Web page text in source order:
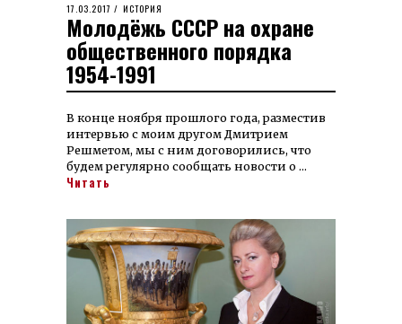
POSTED
ON
17.03.2017 15.08.2023
ИСТОРИЯ
Молодёжь СССР на охране
общественного порядка
1954-1991
В конце ноября прошлого года, разместив
интервью с моим другом Дмитрием
Решметом, мы с ним договорились, что
будем регулярно сообщать новости о …
Читать